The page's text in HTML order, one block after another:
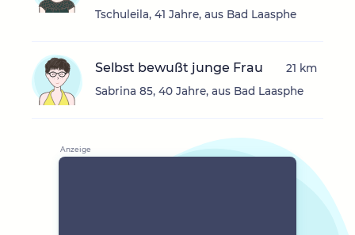
Tschuleila, 41 Jahre, aus Bad Laasphe
Selbst bewußt junge Frau
Sabrina 85, 40 Jahre, aus Bad Laasphe
21 km